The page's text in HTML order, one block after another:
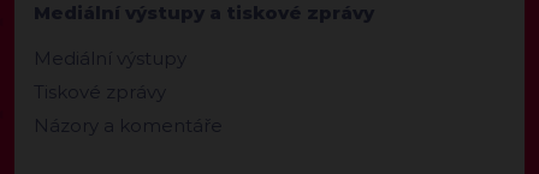
Mediální výstupy a tiskové zprávy
Mediální výstupy
Tiskové zprávy
Názory a komentáře